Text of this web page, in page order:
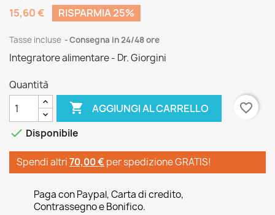
15,60 €
RISPARMIA 25%
Tasse incluse Consegna in 24/48 ore
Integratore alimentare - Dr. Giorgini
Quantità
 AGGIUNGI AL CARRELLO
favorite_border
 Disponibile
Spendi altri70,00 € per spedizione GRATIS!
Paga con Paypal, Carta di credito,
Contrassegno e Bonifico.